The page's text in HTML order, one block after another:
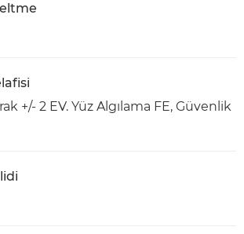
+/- 2 EV. Yüz Algılama FE, Güvenlik